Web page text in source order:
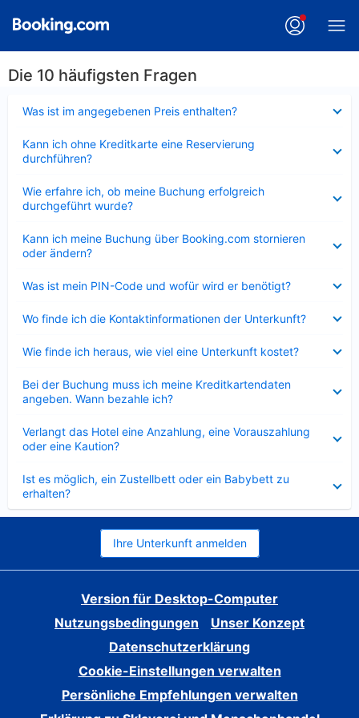
Die 10 häufigsten Fragen
Was ist im angegebenen Preis enthalten?
Kann ich ohne Kreditkarte eine Reservierung
durchführen?
Wie erfahre ich, ob meine Buchung erfolgreich
durchgeführt wurde?
Kann ich meine Buchung über Booking.com stornieren
oder ändern?
Was ist mein PIN-Code und wofür wird er benötigt?
Wo finde ich die Kontaktinformationen der Unterkunft?
Wie finde ich heraus, wie viel eine Unterkunft kostet?
Bei der Buchung muss ich meine Kreditkartendaten
angeben. Wann bezahle ich?
Verlangt das Hotel eine Anzahlung, eine Vorauszahlung
oder eine Kaution?
Ist es möglich, ein Zustellbett oder ein Babybett zu
erhalten?
Ihre Unterkunft anmelden
Version für Desktop-Computer
Nutzungsbedingungen
Unser Konzept
Datenschutzerklärung
Cookie-Einstellungen verwalten
Persönliche Empfehlungen verwalten